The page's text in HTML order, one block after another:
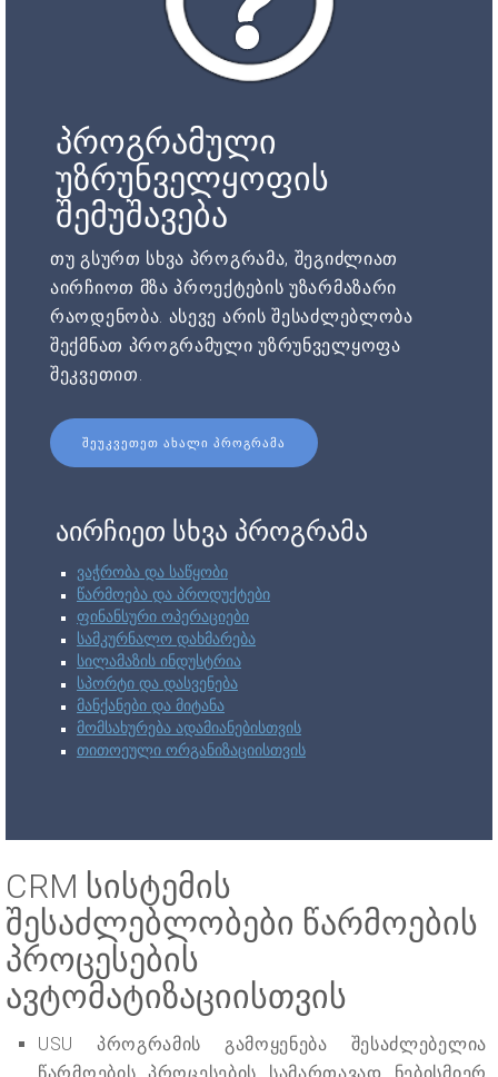
პროგრამული
უზრუნველყოფის
შემუშავება
თუ გსურთ სხვა პროგრამა, შეგიძლიათ
აირჩიოთ მზა პროექტების უზარმაზარი
რაოდენობა. ასევე არის შესაძლებლობა
შექმნათ პროგრამული უზრუნველყოფა
შეკვეთით.
ᲨᲔᲣᲙᲕᲔᲗᲔᲗ ᲐᲮᲐᲚᲘ ᲞᲠᲝᲒᲠᲐᲛᲐ
აირჩიეთ სხვა პროგრამა
ვაჭრობა და საწყობი
წარმოება და პროდუქტები
ფინანსური ოპერაციები
სამკურნალო დახმარება
სილამაზის ინდუსტრია
სპორტი და დასვენება
მანქანები და მიტანა
მომსახურება ადამიანებისთვის
თითოეული ორგანიზაციისთვის
CRM სისტემის
შესაძლებლობები წარმოების
პროცესების
ავტომატიზაციისთვის
USU პროგრამის გამოყენება შესაძლებელია